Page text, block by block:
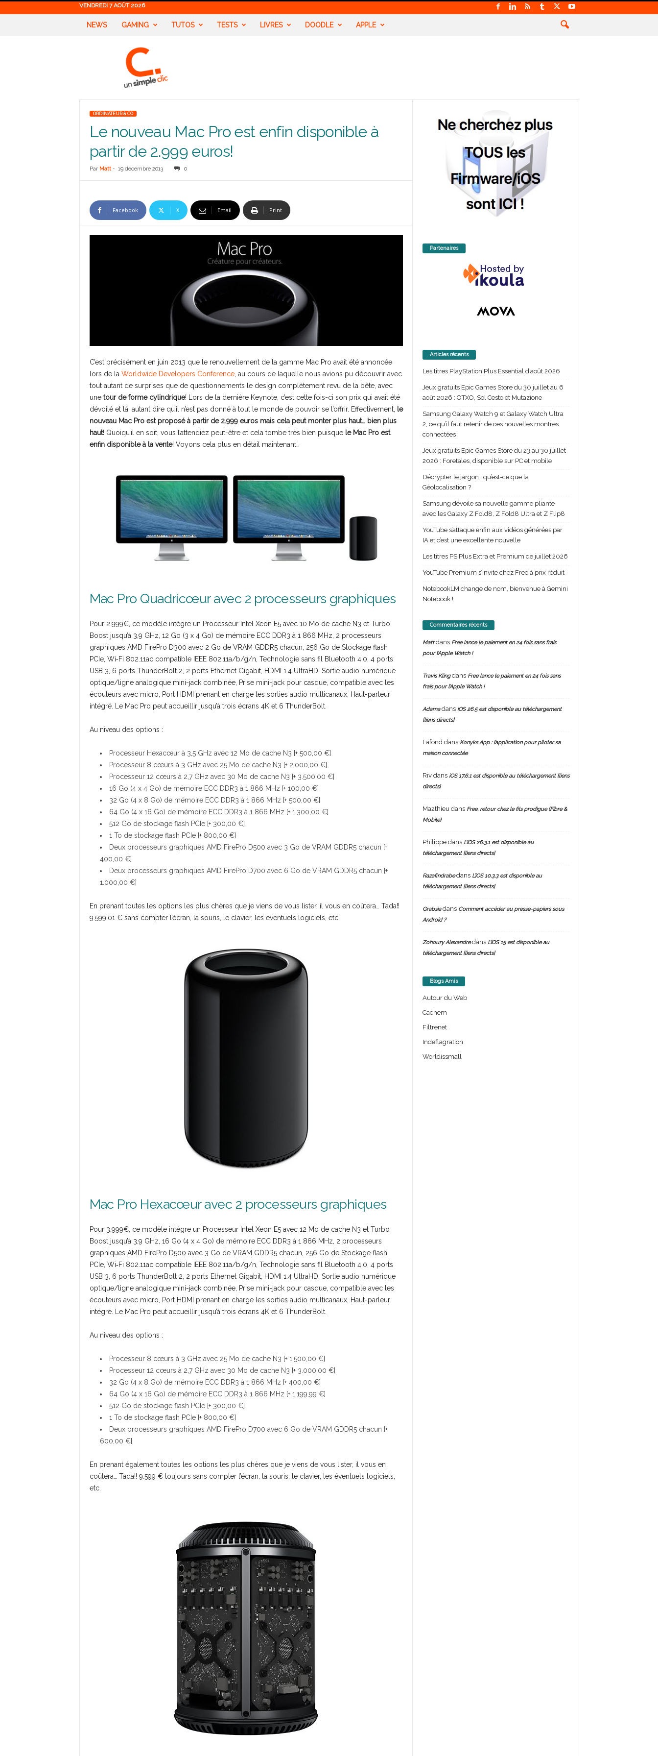
VENDREDI 7 AOÛT 2026
NEWS GAMING TUTOS TESTS LIVRES DOODLE APPLE
ORDINATEUR & CO
Le nouveau Mac Pro est enfin disponible à
partir de 2.999 euros!
Par Matt- 19 décembre 2013 0
Facebook X Email Print
C’est précisément en juin 2013 que le renouvellement de la gamme Mac Pro avait été annoncée
lors de la Worldwide Developers Conference, au cours de laquelle nous avions pu découvrir avec
tout autant de surprises que de questionnements le design complètement revu de la bête, avec
une tour de forme cylindrique! Lors de la dernière Keynote, c’est cette fois-ci son prix qui avait été
dévoilé et là, autant dire qu’il n’est pas donné à tout le monde de pouvoir se l’offrir. Effectivement, le
nouveau Mac Pro est proposé à partir de 2.999 euros mais cela peut monter plus haut… bien plus
haut! Quoiqu’il en soit, vous l’attendiez peut-être et cela tombe très bien puisque le Mac Pro est
enfin disponible à la vente! Voyons cela plus en détail maintenant…
Mac Pro Quadricœur avec 2 processeurs graphiques
Pour 2.999€, ce modèle intègre un Processeur Intel Xeon E5 avec 10 Mo de cache N3 et Turbo
Boost jusqu’à 3,9 GHz, 12 Go (3 x 4 Go) de mémoire ECC DDR3 à 1 866 MHz, 2 processeurs
graphiques AMD FirePro D300 avec 2 Go de VRAM GDDR5 chacun, 256 Go de Stockage flash
PCIe, Wi‑Fi 802.11ac compatible IEEE 802.11a/b/g/n, Technologie sans fil Bluetooth 4.0, 4 ports
USB 3, 6 ports ThunderBolt 2, 2 ports Ethernet Gigabit, HDMI 1.4 UltraHD, Sortie audio numérique
optique/ligne analogique mini-jack combinée, Prise mini-jack pour casque, compatible avec les
écouteurs avec micro, Port HDMI prenant en charge les sorties audio multicanaux, Haut-parleur
intégré. Le Mac Pro peut accueillir jusqu’à trois écrans 4K et 6 ThunderBolt.
Au niveau des options :
Processeur Hexacœur à 3,5 GHz avec 12 Mo de cache N3 [+ 500,00 €]
Processeur 8 cœurs à 3 GHz avec 25 Mo de cache N3 [+ 2.000,00 €]
Processeur 12 cœurs à 2,7 GHz avec 30 Mo de cache N3 [+ 3.500,00 €]
16 Go (4 x 4 Go) de mémoire ECC DDR3 à 1 866 MHz [+ 100,00 €]
32 Go (4 x 8 Go) de mémoire ECC DDR3 à 1 866 MHz [+ 500,00 €]
64 Go (4 x 16 Go) de mémoire ECC DDR3 à 1 866 MHz [+ 1.300,00 €]
512 Go de stockage flash PCIe [+ 300,00 €]
1 To de stockage flash PCIe [+ 800,00 €]
Deux processeurs graphiques AMD FirePro D500 avec 3 Go de VRAM GDDR5 chacun [+
400,00 €]
Deux processeurs graphiques AMD FirePro D700 avec 6 Go de VRAM GDDR5 chacun [+
1.000,00 €]
En prenant toutes les options les plus chères que je viens de vous lister, il vous en coûtera… Tada!!
9.599,01 € sans compter l’écran, la souris, le clavier, les éventuels logiciels, etc.
Mac Pro Hexacœur avec 2 processeurs graphiques
Pour 3.999€, ce modèle intègre un Processeur Intel Xeon E5 avec 12 Mo de cache N3 et Turbo
Boost jusqu’à 3,9 GHz, 16 Go (4 x 4 Go) de mémoire ECC DDR3 à 1 866 MHz, 2 processeurs
graphiques AMD FirePro D500 avec 3 Go de VRAM GDDR5 chacun, 256 Go de Stockage flash
PCIe, Wi‑Fi 802.11ac compatible IEEE 802.11a/b/g/n, Technologie sans fil Bluetooth 4.0, 4 ports
USB 3, 6 ports ThunderBolt 2, 2 ports Ethernet Gigabit, HDMI 1.4 UltraHD, Sortie audio numérique
optique/ligne analogique mini-jack combinée, Prise mini-jack pour casque, compatible avec les
écouteurs avec micro, Port HDMI prenant en charge les sorties audio multicanaux, Haut-parleur
intégré. Le Mac Pro peut accueillir jusqu’à trois écrans 4K et 6 ThunderBolt.
Au niveau des options :
Processeur 8 cœurs à 3 GHz avec 25 Mo de cache N3 [+ 1.500,00 €]
Processeur 12 cœurs à 2,7 GHz avec 30 Mo de cache N3 [+ 3.000,00 €]
32 Go (4 x 8 Go) de mémoire ECC DDR3 à 1 866 MHz [+ 400,00 €]
64 Go (4 x 16 Go) de mémoire ECC DDR3 à 1 866 MHz [+ 1.199,99 €]
512 Go de stockage flash PCIe [+ 300,00 €]
1 To de stockage flash PCIe [+ 800,00 €]
Deux processeurs graphiques AMD FirePro D700 avec 6 Go de VRAM GDDR5 chacun [+
600,00 €]
En prenant également toutes les options les plus chères que je viens de vous lister, il vous en
coûtera… Tada!! 9.599 € toujours sans compter l’écran, la souris, le clavier, les éventuels logiciels,
etc.
Partenaires
Articles récents
Les titres PlayStation Plus Essential d’août 2026
Jeux gratuits Epic Games Store du 30 juillet au 6
août 2026 : OTXO, Sol Cesto et Mutazione
Samsung Galaxy Watch 9 et Galaxy Watch Ultra
2, ce qu’il faut retenir de ces nouvelles montres
connectées
Jeux gratuits Epic Games Store du 23 au 30 juillet
2026 : Foretales, disponible sur PC et mobile
Décrypter le jargon : qu’est-ce que la
Géolocalisation ?
Samsung dévoile sa nouvelle gamme pliante
avec les Galaxy Z Fold8, Z Fold8 Ultra et Z Flip8
YouTube s’attaque enfin aux vidéos générées par
IA et c’est une excellente nouvelle
Les titres PS Plus Extra et Premium de juillet 2026
YouTube Premium s’invite chez Free à prix réduit
NotebookLM change de nom, bienvenue à Gemini
Notebook !
Commentaires récents
Mattdans Free lance le paiement en 24 fois sans frais
pour l’Apple Watch !
Travis Klingdans Free lance le paiement en 24 fois sans
frais pour l’Apple Watch !
Adamadans iOS 26.5 est disponible au téléchargement
[liens directs]
Lafond dans Konyks App : l’application pour piloter sa
maison connectée
Rivdans iOS 17.6.1 est disponible au téléchargement [liens
directs]
Ma2thieu dans Free, retour chez le fils prodigue (Fibre &
Mobile)
Philippedans L’iOS 26.3.1 est disponible au
téléchargement [liens directs]
Razafindrabedans L’iOS 10.3.3 est disponible au
téléchargement [liens directs]
Grabsiadans Comment accéder au presse-papiers sous
Android ?
Zohoury Alexandredans L’iOS 15 est disponible au
téléchargement [liens directs]
Blogs Amis
Autour du Web
Cachem
Filtrenet
Indeflagration
Worldissmall